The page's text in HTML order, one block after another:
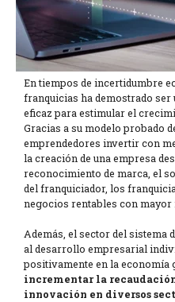
En tiempos de incertidumbre
franquicias ha demostrado
eficaz para estimular el
Gracias a su modelo probado
emprendedores invertir con
la creación de una empresa
reconocimiento de marca, el
del franquiciador, los
negocios rentables con mayor
Además, el sector del sistema
al desarrollo empresarial
positivamente en la economía
incrementar la
innovación en diversos